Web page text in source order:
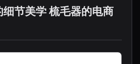
节美学 梳毛器的电商